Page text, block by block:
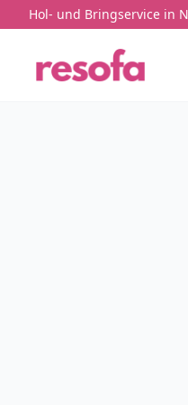
Hol- und Bringservice in